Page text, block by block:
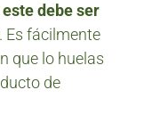
debe ser
Es fácilmente
que lo huelas
de